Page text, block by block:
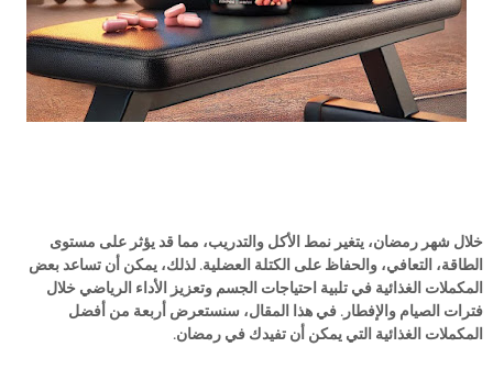
خلال شهر رمضان، يتغير نمط الأكل والتدريب، مما قد يؤثر على مستوى
الطاقة، التعافي، والحفاظ على الكتلة العضلية. لذلك، يمكن أن تساعد بعض
المكملات الغذائية في تلبية احتياجات الجسم وتعزيز الأداء الرياضي خلال
فترات الصيام والإفطار. في هذا المقال، سنستعرض أربعة من أفضل
المكملات الغذائية التي يمكن أن تفيدك في رمضان.